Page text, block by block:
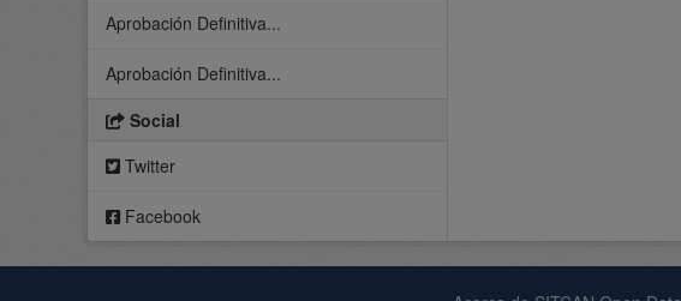
Aprobación Definitiva...
Aprobación Definitiva...
Social
Twitter
Facebook